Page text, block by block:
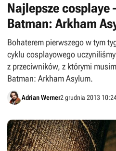
Najlepsze cosplaye
Batman: Arkham
Bohaterem pierwszego w tym
cyklu cosplayowego
z przeciwników, z którymi
Batman: Arkham Asylum.
Adrian Werner2 grudnia 2013